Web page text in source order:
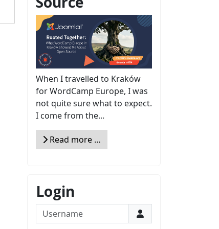
When I travelled to Kraków
for WordCamp Europe, I was
not quite sure what to expect.
I come from the...
Read more …
Login
Username